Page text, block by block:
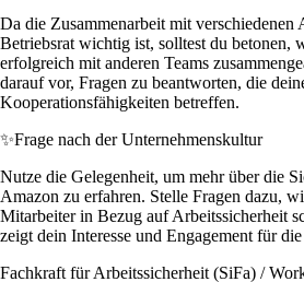
Da die Zusammenarbeit mit verschiedenen
Betriebsrat wichtig ist, solltest du betonen,
erfolgreich mit anderen Teams
darauf vor, Fragen zu beantworten, die
Kooperationsfähigkeiten betreffen.
✨Frage nach der Unternehmenskultur
Nutze die Gelegenheit, um mehr über die
Amazon zu erfahren. Stelle Fragen dazu,
Mitarbeiter in Bezug auf Arbeitssicherheit
zeigt dein Interesse und Engagement für
Fachkraft für Arbeitssicherheit (SiFa) /